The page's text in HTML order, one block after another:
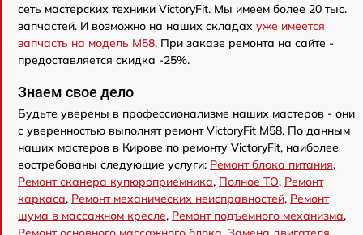
сеть мастерских техники VictoryFit. Мы имеем более 20 тыс.
запчастей. И возможно на наших складах уже имеется
запчасть на модель M58. При заказе ремонта на сайте -
предоставляется скидка -25%.
Знаем свое дело
Будьте уверены в профессионализме наших мастеров - они
с уверенностью выполнят ремонт VictoryFit M58. По данным
наших мастеров в Кирове по ремонту VictoryFit, наиболее
востребованы следующие услуги: Ремонт блока питания,
Ремонт сканера купюроприемника, Полное ТО, Ремонт
каркаса, Ремонт механических неисправностей, Ремонт
шума в массажном кресле, Ремонт подъемного механизма,